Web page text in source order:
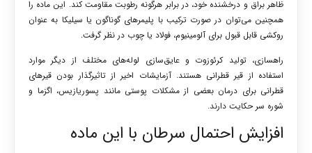
ظاهر براق و درخشنده خود، در برابر هرگونه رطوبت مقاومت کند. این ماده را
همچنین می‌توان در صورت ترکیب با پلیمرهای گوناگون یا سیلیکا به عنوان
روکشی قابل قبول برای آلومینیوم، فولاد یا چوب در نظر گرفت.
راهسازی، تولید کرئوزوت و عایق‌سازی لوله‌های مختلف از دیگر موارد
استفاده از قیر قطرانی هستند. آزمایشات اخیر از تاثیرگذار بودن قیرهای
قطرانی برای درمان بعضی از مشکلات پوستی مانند پسوریازیس، اگزما و
شوره سر حکایت دارند.
افزایش احتمال سرطان با این ماده